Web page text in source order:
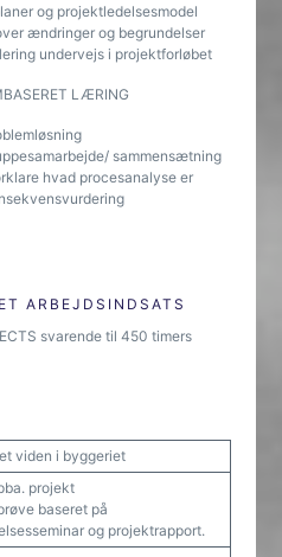
og projektledelsesmodel
ændringer og begrundelser
undervejs i projektforløbet
LÆRING
sammensætning
hvad procesanalyse er
ARBEJDSINDSATS
svarende til 450 timers
viden i byggeriet
projekt
baseret på
og projektrapport.